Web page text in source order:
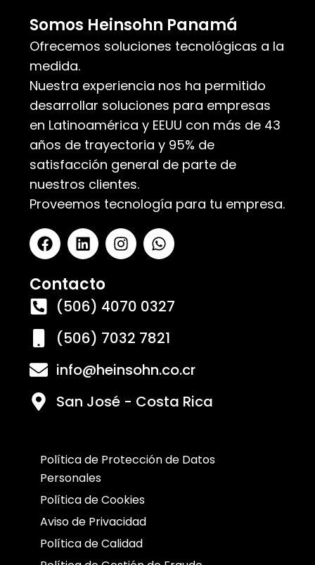
Somos Heinsohn Panamá
Ofrecemos soluciones tecnológicas a la
medida.
Nuestra experiencia nos ha permitido
desarrollar soluciones para empresas
en Latinoamérica y EEUU con más de 43
años de trayectoria y 95% de
satisfacción general de parte de
nuestros clientes.
Proveemos tecnología para tu empresa.
Contacto
(506) 4070 0327
(506) 7032 7821
info@heinsohn.co.cr
San José - Costa Rica
Política de Protección de Datos
Personales
Política de Cookies
Aviso de Privacidad
Política de Calidad